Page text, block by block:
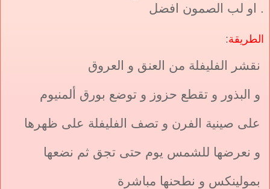
. او لب الصمون افضل
الطريقة:
نقشر الفليفلة من العنق و العروق
و البذور و تقطع حزوز و توضع بورق ألمنيوم
على صينية الفرن و تصف الفليفلة على ظهرها
و نعرضها للشمس يوم حتى تجق ثم نضعها
بمولينكس و نطحنها مباشرة